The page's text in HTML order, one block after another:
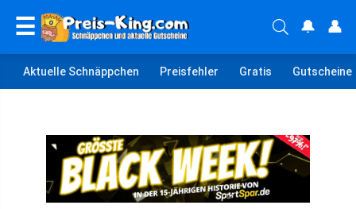
☰ 🔔 👤
Aktuelle Schnäppchen Preisfehler Gratis Gutscheine